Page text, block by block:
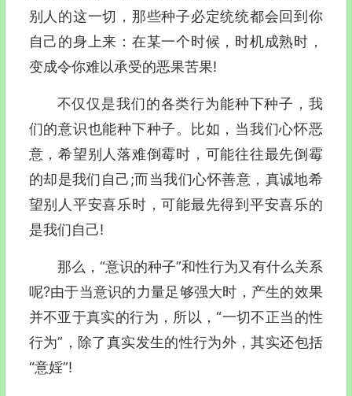
别人的这一切，那些种子必定统统都会回到你
自己的身上来：在某一个时候，时机成熟时，
变成令你难以承受的恶果苦果!
不仅仅是我们的各类行为能种下种子，我
们的意识也能种下种子。比如，当我们心怀恶
意，希望别人落难倒霉时，可能往往最先倒霉
的却是我们自己;而当我们心怀善意，真诚地希
望别人平安喜乐时，可能最先得到平安喜乐的
是我们自己!
那么，“意识的种子”和性行为又有什么关系
呢?由于当意识的力量足够强大时，产生的效果
并不亚于真实的行为，所以，“一切不正当的性
行为”，除了真实发生的性行为外，其实还包括
“意婬”!